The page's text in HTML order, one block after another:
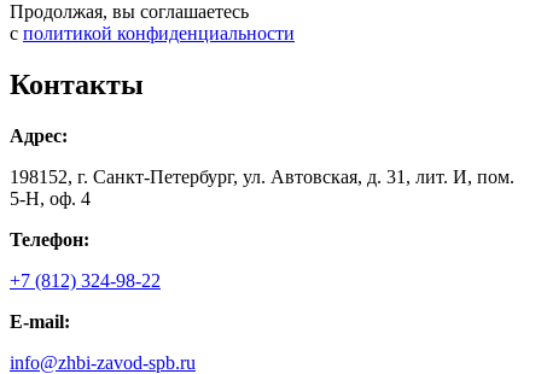
Продолжая, вы соглашаетесь
с политикой конфиденциальности
Контакты
Адрес:
198152, г. Санкт-Петербург, ул. Автовская, д. 31, лит. И, пом.
5-Н, оф. 4
Телефон:
+7 (812) 324-98-22
E-mail:
info@zhbi-zavod-spb.ru